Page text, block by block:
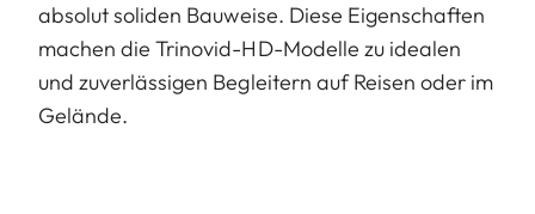
absolut soliden Bauweise. Diese Eigenschaften
machen die Trinovid-HD-Modelle zu idealen
und zuverlässigen Begleitern auf Reisen oder im
Gelände.